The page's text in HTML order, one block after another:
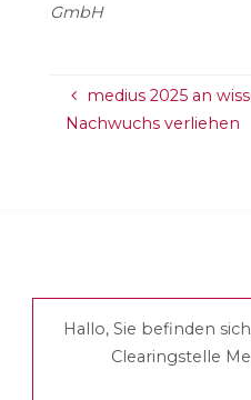
GmbH
medius 2025 an
Nachwuchs verliehen
Hallo, Sie befinden
Clearingstelle